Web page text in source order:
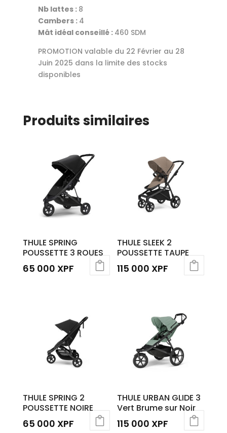
Nb lattes : 8
Cambers : 4
Mât idéal conseillé : 460 SDM
PROMOTION valable du 22 Février au 28
Juin 2025 dans la limite des stocks
disponibles
Produits similaires
THULE SPRING
POUSSETTE 3 ROUES
65 000 XPF
options
choisies
sur
la
THULE SLEEK 2
POUSSETTE TAUPE
115 000 XPF
THULE SPRING 2
POUSSETTE NOIRE
65 000 XPF
THULE URBAN GLIDE 3
Vert Brume sur Noir
115 000 XPF